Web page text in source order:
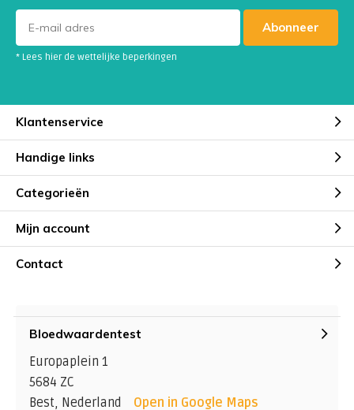
Abonneer
* Lees hier de wettelijke beperkingen
Klantenservice
Handige links
Categorieën
Mijn account
Contact
Bloedwaardentest
Europaplein 1
5684 ZC
Best, Nederland
Open in Google Maps